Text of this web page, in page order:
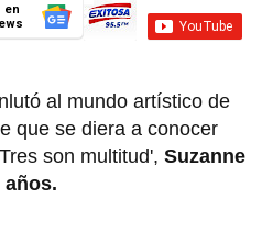
en
al mundo artístico de
que se diera a conocer
son multitud', Suzanne
años.